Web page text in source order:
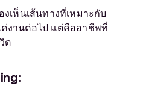
เห็นเส้นทางที่เหมาะกับ
ค่งานต่อไป แต่คืออาชีพที่
ต